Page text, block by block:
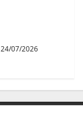
24/07/2026